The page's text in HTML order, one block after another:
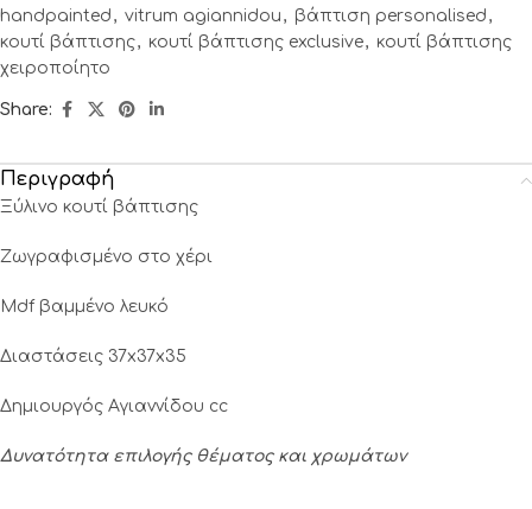
handpainted , vitrum agiannidou , βάπτιση personalised ,
κουτί βάπτισης, κουτί βάπτισης exclusive, κουτί βάπτισης
χειροποίητο
Share:
Περιγραφή
Ξύλινο κουτί βάπτισης
Ζωγραφισμένο στο χέρι
Mdf βαμμένο λευκό
Διαστάσεις 37x37x35
Δημιουργός Αγιαννίδου cc
Δυνατότητα επιλογής θέματος και χρωμάτων